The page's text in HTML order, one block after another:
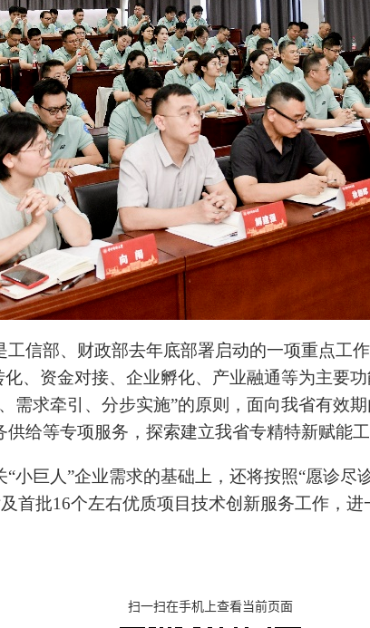
信部、财政部去年底部署启动的一项重点工
、资金对接、企业孵化、产业融通等为主要
需求牵引、分步实施”的原则，面向我省有效
给等专项服务，探索建立我省专精特新赋能工
小巨人”企业需求的基础上，还将按照“愿诊尽
首批16个左右优质项目技术创新服务工作，
扫一扫在手机上查看当前页面